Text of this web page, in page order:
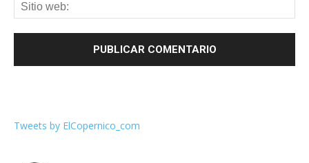
Tweets by ElCopernico_com